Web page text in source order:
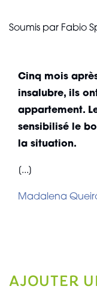
Soumis par Fabio
Cinq mois
insalubre, ils
appartement.
sensibilisé le
la situation.
[...]
Madalena
AJOUTER